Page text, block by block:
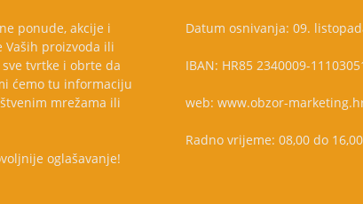
ponude, akcije i
proizvoda ili
tvrtke i obrte da
ćemo tu informaciju
mrežama ili
oglašavanje!
Datum osnivanja: 09.
IBAN: HR85 2340009-
web: www.obzor-
Radno vrijeme: 08,00 do